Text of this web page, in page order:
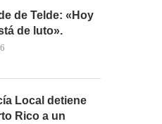
de Telde: «Hoy
de luto».
Local detiene
Rico a un